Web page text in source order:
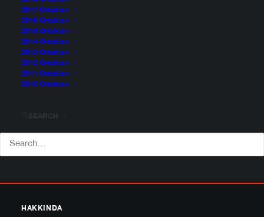
2017 Ortakları
2016 Ortakları
2015 Ortakları
2014 Ortakları
2013 Ortakları
2012 Ortakları
2011 Ortakları
2010 Ortakları
HAKKINDA